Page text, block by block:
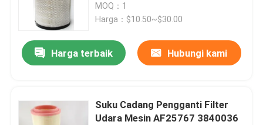
MOQ：1
Harga：$10.50~$30.00
Harga terbaik Hubungi kami
Suku Cadang Pengganti Filter
Udara Mesin AF25767 3840036